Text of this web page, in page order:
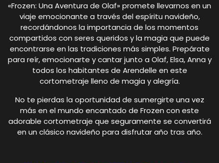
«Frozen: Una Aventura de Olaf» promete llevarnos en un
viaje emocionante a través del espíritu navideño,
recordándonos la importancia de los momentos
compartidos con seres queridos y la magia que puede
encontrarse en las tradiciones más simples. Prepárate
para reír, emocionarte y cantar junto a Olaf, Elsa, Anna y
todos los habitantes de Arendelle en este
cortometraje lleno de magia y alegría.
No te pierdas la oportunidad de sumergirte una vez
más en el mundo encantado de Frozen con este
adorable cortometraje que seguramente se convertirá
en un clásico navideño para disfrutar año tras año.